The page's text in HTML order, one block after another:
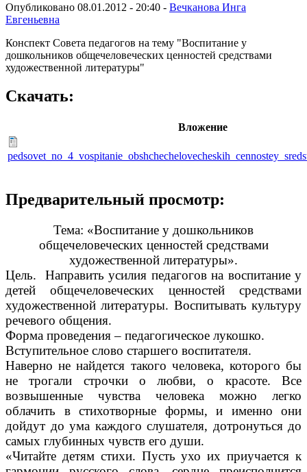
Опубликовано 08.01.2012 - 20:40 - Вечканова Инга
Евгеньевна
Конспект Совета педагогов на тему "Воспитание у
дошкольников общечеловеческих ценностей средствами
художественной литературы"
Скачать:
Вложение
Предварительный просмотр:
Тема: «Воспитание у дошкольников
общечеловеческих ценностей средствами
художественной литературы».
Цель. Направить усилия педагогов на воспитание у
детей общечеловеческих ценностей средствами
художественной литературы. Воспитывать культуру
речевого общения.
Форма проведения – педагогическое лукошко.
Вступительное слово старшего воспитателя.
Наверно не найдется такого человека, которого бы
не трогали строчки о любви, о красоте. Все
возвышенные чувства человека можно легко
облачить в стихотворные формы, и именно они
дойдут до ума каждого слушателя, дотронуться до
самых глубинных чувств его души.
«Читайте детям стихи. Пусть ухо их приучается к